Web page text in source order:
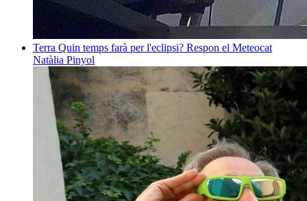
Terra Quin temps farà per l'eclipsi? Respon el Meteocat
Natàlia Pinyol